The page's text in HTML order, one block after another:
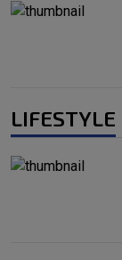
LIFESTYLE